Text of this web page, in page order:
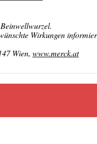
Wirkungen
Wien, www.merck.at